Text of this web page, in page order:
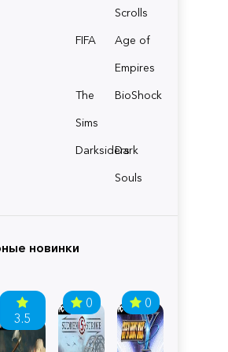
Scrolls
FIFA
Age of
Empires
The
Sims
BioShock
Darksiders
Dark
Souls
новинки
3.5
0 0